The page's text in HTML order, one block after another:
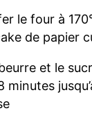
le four à
de papier
et le
minutes